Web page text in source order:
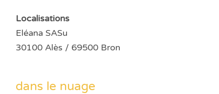
Localisations
Eléana SASu
30100 Alès / 69500 Bron
dans le nuage